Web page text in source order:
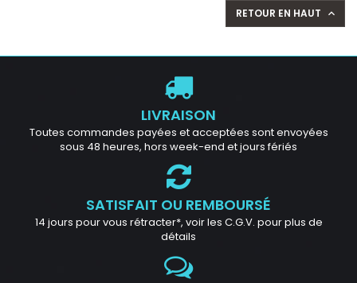
RETOUR EN HAUT 
LIVRAISON
Toutes commandes payées et acceptées sont envoyées
sous 48 heures, hors week-end et jours fériés
SATISFAIT OU REMBOURSÉ
14 jours pour vous rétracter*, voir les C.G.V. pour plus de
détails